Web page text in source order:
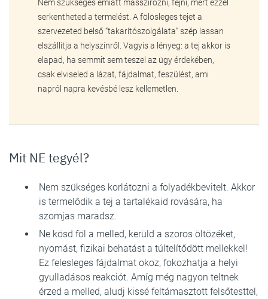
Nem szükséges emiatt masszírozni, fejni, mert ezzel
serkentheted a termelést. A fölösleges tejet a
szervezeted belső “takarítószolgálata” szép lassan
elszállítja a helyszínről. Vagyis a lényeg: a tej akkor is
elapad, ha semmit sem teszel az ügy érdekében,
csak elviseled a lázat, fájdalmat, feszülést, ami
napról napra kevésbé lesz kellemetlen.
Mit NE tegyél?
Nem szükséges korlátozni a folyadékbevitelt. Akkor
is termelődik a tej a tartalékaid rovására, ha
szomjas maradsz.
Ne kösd föl a melled, kerüld a szoros öltözéket,
nyomást, fizikai behatást a túltelítődött mellekkel!
Ez felesleges fájdalmat okoz, fokozhatja a helyi
gyulladásos reakciót. Amíg még nagyon teltnek
érzed a melled, aludj kissé feltámasztott felsőtesttel,